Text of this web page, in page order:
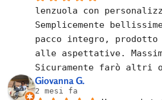
lenzuola con
Semplicemente
pacco integro, prodotto
alle aspettative.
Sicuramente farò altri
Giovanna G.
2 mesi fa